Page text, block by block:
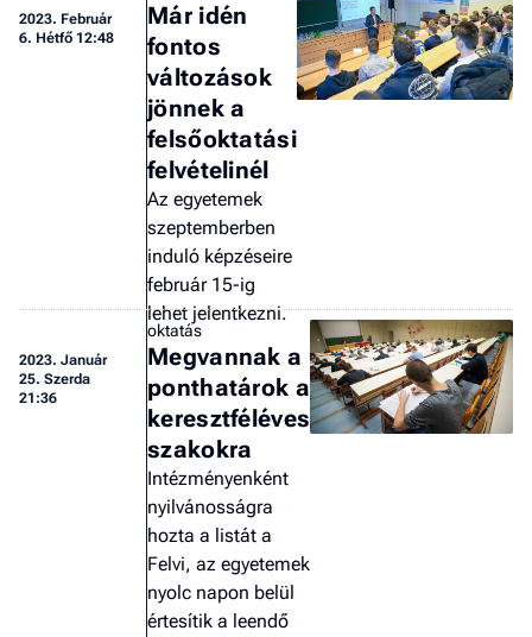
2023. Február
6. Hétfő 12:48
Már idén
fontos
változások
jönnek a
felsőoktatási
felvételinél
Az egyetemek
szeptemberben
induló képzéseire
február 15-ig
lehet jelentkezni.
2023. Január
25. Szerda
21:36
oktatás
Megvannak a
ponthatárok a
keresztféléves
szakokra
Intézményenként
nyilvánosságra
hozta a listát a
Felvi, az egyetemek
nyolc napon belül
értesítik a leendő